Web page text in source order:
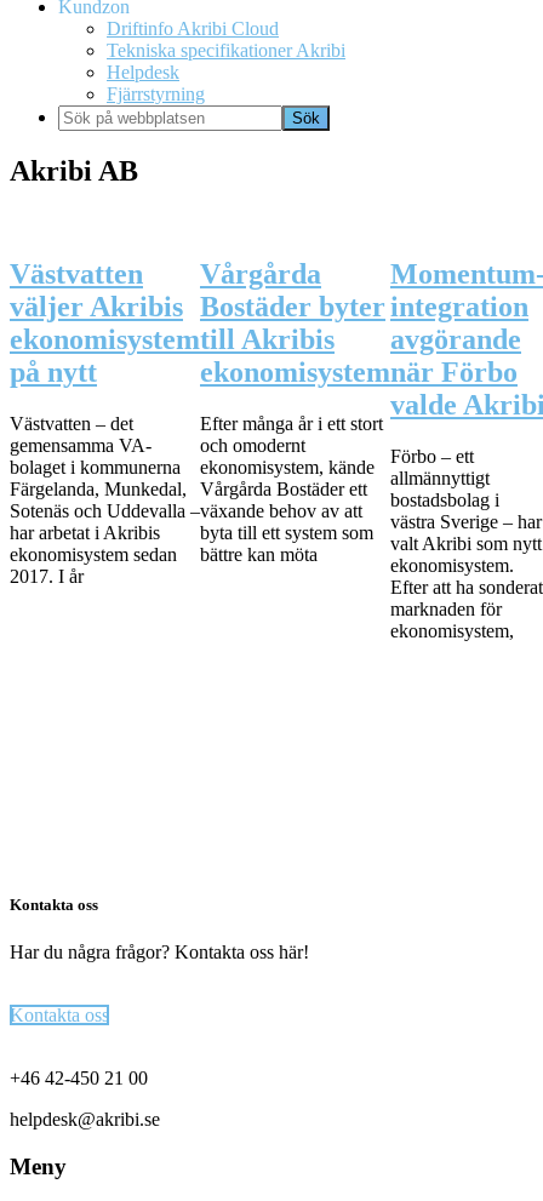
Kundzon
Driftinfo Akribi Cloud
Tekniska specifikationer Akribi
Helpdesk
Fjärrstyrning
Sök
på
webbplatsen
Akribi AB
Västvatten
väljer Akribis
ekonomisystem
på nytt
Västvatten – det
gemensamma VA-
bolaget i kommunerna
Färgelanda, Munkedal,
Sotenäs och Uddevalla –
har arbetat i Akribis
ekonomisystem sedan
2017. I år
Vårgårda
Bostäder byter
till Akribis
ekonomisystem
Efter många år i ett stort
och omodernt
ekonomisystem, kände
Vårgårda Bostäder ett
växande behov av att
byta till ett system som
bättre kan möta
integration
avgörande
när Förbo
valde
Förbo – ett
allmännyttigt
bostadsbolag i
västra Sverige – har
valt Akribi som nytt
ekonomisystem.
Efter att ha sonderat
marknaden för
ekonomisystem,
Kontakta oss
Har du några frågor? Kontakta oss här!
Kontakta oss
+46 42-450 21 00
helpdesk@akribi.se
Meny